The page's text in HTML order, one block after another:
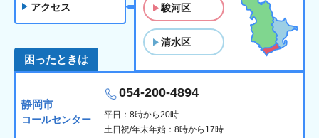
アクセス 駿河区
清水区
困ったときは
静岡市
コールセンター
054-200-4894
平日：8時から20時
土日祝/年末年始：8時から17時